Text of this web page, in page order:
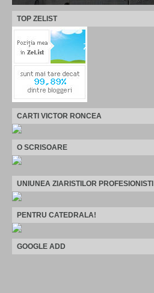
TOP ZELIST
CARTI VICTOR RONCEA
O SCRISOARE
UNIUNEA ZIARISTILOR PROFESIONISTI
PENTRU CATEDRALA!
GOOGLE ADD